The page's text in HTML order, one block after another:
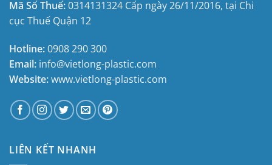
Mã Số Thuế:0314131324 Cấp ngày 26/11/2016, tại Chi
cục Thuế Quận 12
Hotline:0908 290 300
Email: info@vietlong-plastic.com
Website:www.vietlong-plastic.com
LIÊN KẾT NHANH